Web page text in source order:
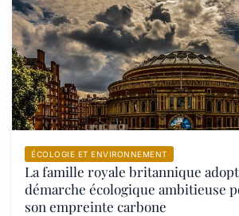
ÉCOLOGIE ET ENVIRONNEMENT
La famille royale britannique
démarche écologique ambitieuse
son empreinte carbone